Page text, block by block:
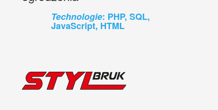
Technologie: PHP, SQL,
JavaScript, HTML